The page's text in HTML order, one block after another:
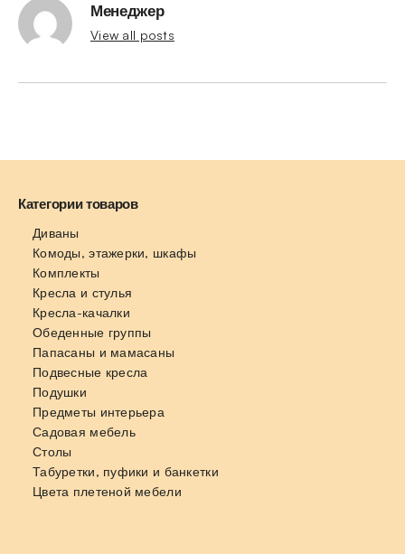
Менеджер
View all posts
Категории товаров
Диваны
Комоды, этажерки, шкафы
Комплекты
Кресла и стулья
Кресла-качалки
Обеденные группы
Папасаны и мамасаны
Подвесные кресла
Подушки
Предметы интерьера
Садовая мебель
Столы
Табуретки, пуфики и банкетки
Цвета плетеной мебели